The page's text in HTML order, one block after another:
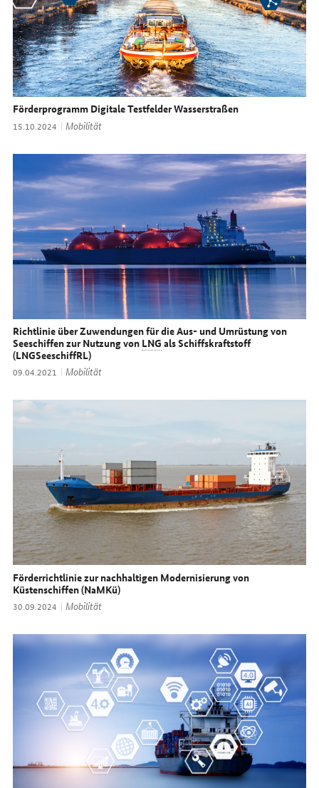
Förderprogramm Digitale Testfelder Wasserstraßen
Datum:
15.10.2024 Thema:
Mobilität
Richtlinie über Zuwendungen für die Aus- und Umrüstung von
Seeschiffen zur Nutzung von LNG als Schiffskraftstoff
(LNGSeeschiffRL)
Datum:
09.04.2021 Thema:
Mobilität
Förderrichtlinie zur nachhaltigen Modernisierung von
Küstenschiffen (NaMKü)
Datum:
30.09.2024 Thema:
Mobilität